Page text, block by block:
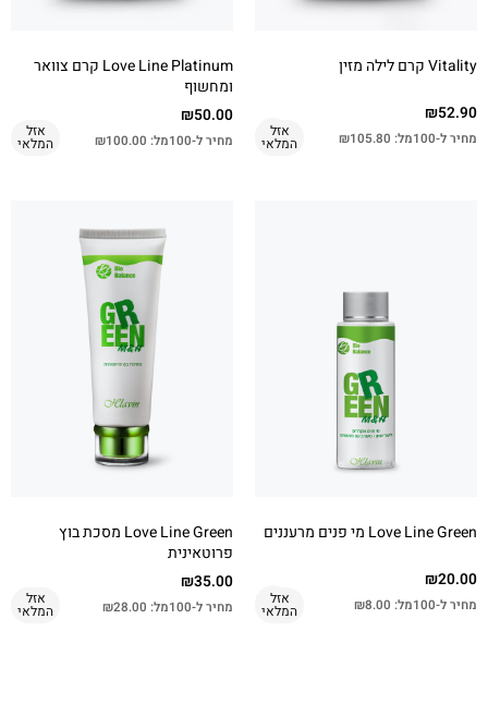
Vitality קרם לילה מזין
₪52.90
מחיר ל-100מל: ₪105.80 אזל
המלאי
Love Line Platinum קרם צוואר
ומחשוף
₪50.00
מחיר ל-100מל: ₪100.00 אזל
המלאי
Love Line Green מי פנים מרעננים
₪20.00
מחיר ל-100מל: ₪8.00 אזל
המלאי
Love Line Green מסכת בוץ
פרוטאינית
₪35.00
מחיר ל-100מל: ₪28.00 אזל
המלאי